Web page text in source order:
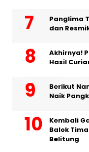
Panglima
dan
Akhirnya!
Hasil
Berikut
Naik
Kembali
Balok
Belitung